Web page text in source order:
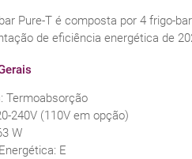
Pure-T é composta por 4 frigo-
de eficiência energética de
Termoabsorção
240V (110V em opção)
W
E